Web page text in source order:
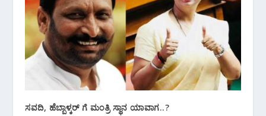
ಸವದಿ, ಹೆಬ್ಬಾಳ್ಕರ್ ಗೆ ಮಂತ್ರಿ ಸ್ಥಾನ ಯಾವಾಗ..?